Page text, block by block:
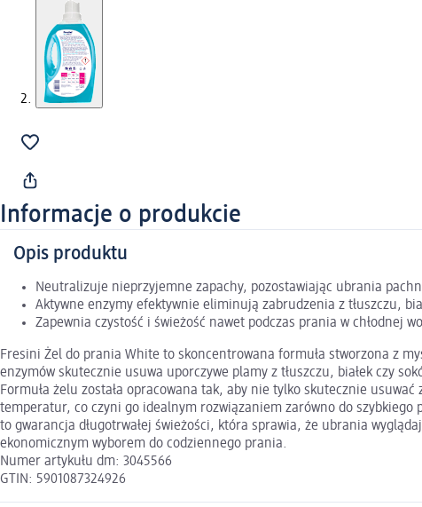
Informacje o produkcie
Opis produktu
Neutralizuje nieprzyjemne zapachy, pozostawiając ubrania
Aktywne enzymy efektywnie eliminują zabrudzenia z tłuszczu,
Zapewnia czystość i świeżość nawet podczas prania w chłodnej
Fresini Żel do prania White to skoncentrowana formuła stworzona z
enzymów skutecznie usuwa uporczywe plamy z tłuszczu, białek czy
Formuła żelu została opracowana tak, aby nie tylko skutecznie
temperatur, co czyni go idealnym rozwiązaniem zarówno do
to gwarancja długotrwałej świeżości, która sprawia, że ubrania
ekonomicznym wyborem do codziennego prania.
Numer artykułu dm: 3045566
GTIN: 5901087324926